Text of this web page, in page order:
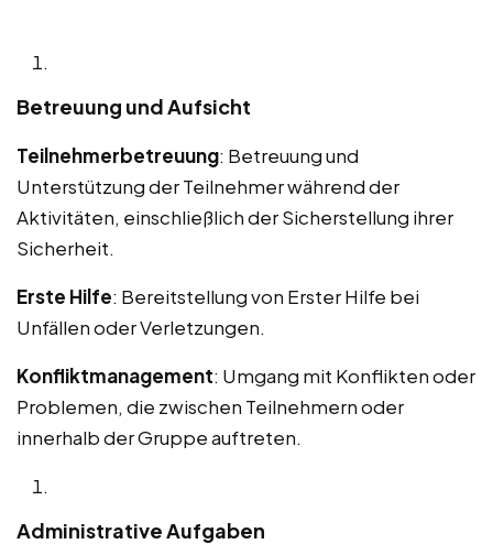
Betreuung und Aufsicht
Teilnehmerbetreuung: Betreuung und
Unterstützung der Teilnehmer während der
Aktivitäten, einschließlich der Sicherstellung ihrer
Sicherheit.
Erste Hilfe: Bereitstellung von Erster Hilfe bei
Unfällen oder Verletzungen.
Konfliktmanagement: Umgang mit Konflikten oder
Problemen, die zwischen Teilnehmern oder
innerhalb der Gruppe auftreten.
Administrative Aufgaben